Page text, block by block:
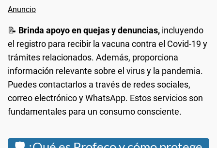
📝 Brinda apoyo en quejas y denuncias, incluyendo
el registro para recibir la vacuna contra el Covid-19 y
trámites relacionados. Además, proporciona
información relevante sobre el virus y la pandemia.
Puedes contactarlos a través de redes sociales,
correo electrónico y WhatsApp. Estos servicios son
fundamentales para un consumo consciente.